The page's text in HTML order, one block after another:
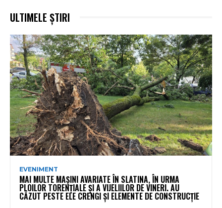
ULTIMELE ȘTIRI
EVENIMENT
MAI MULTE MAȘINI AVARIATE ÎN SLATINA, ÎN URMA
PLOILOR TORENȚIALE ȘI A VIJELIILOR DE VINERI. AU
CĂZUT PESTE ELE CRENGI ȘI ELEMENTE DE CONSTRUCȚIE